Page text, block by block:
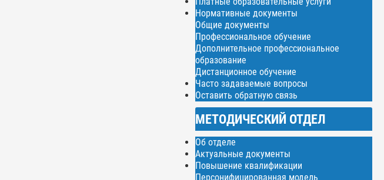
Нормативные документы
Общие документы
Профессиональное обучение
Дополнительное профессиональное
образование
Дистанционное обучение
Часто задаваемые вопросы
Оставить обратную связь
МЕТОДИЧЕСКИЙ ОТДЕЛ
Об отделе
Актуальные документы
Повышение квалификации
Персонифицированная модель